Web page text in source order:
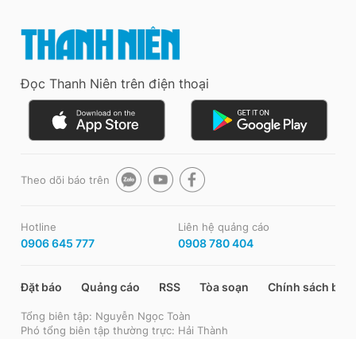
Đọc Thanh Niên trên điện thoại
Theo dõi báo trên
Hotline
0906 645 777
Liên hệ quảng cáo
0908 780 404
Đặt báo Quảng cáo RSS Tòa soạn Chính sách bảo
Tổng biên tập: Nguyễn Ngọc Toàn
Phó tổng biên tập thường trực: Hải Thành